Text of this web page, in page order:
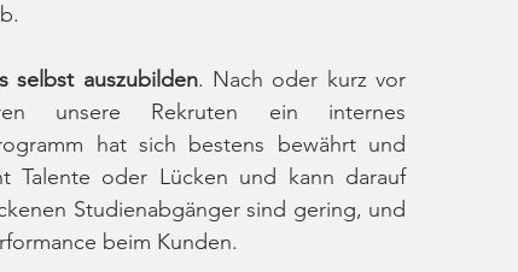
selbst auszubilden. Nach oder kurz vor
unsere Rekruten ein internes
hat sich bestens bewährt und
Talente oder Lücken und kann darauf
Studienabgänger sind gering, und
beim Kunden.